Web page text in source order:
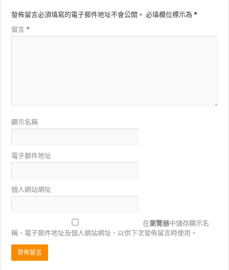
發佈留言必須填寫的電子郵件地址不會公開。 必填欄位標示為*
留言*
顯示名稱
電子郵件地址
個人網站網址
在瀏覽器中儲存顯示名
稱、電子郵件地址及個人網站網址，以供下次發佈留言時使用。